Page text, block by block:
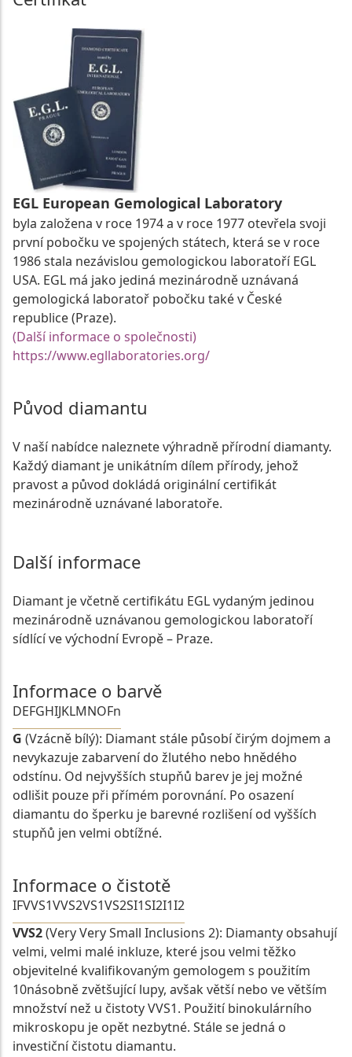
EGL European Gemological Laboratory
byla založena v roce 1974 a v roce 1977 otevřela svoji
první pobočku ve spojených státech, která se v roce
1986 stala nezávislou gemologickou laboratoří EGL
USA. EGL má jako jediná mezinárodně uznávaná
gemologická laboratoř pobočku také v České
republice (Praze).
(Další informace o společnosti)
https://www.egllaboratories.org/
Původ diamantu
V naší nabídce naleznete výhradně přírodní diamanty.
Každý diamant je unikátním dílem přírody, jehož
pravost a původ dokládá originální certifikát
mezinárodně uznávané laboratoře.
Další informace
Diamant je včetně certifikátu EGL vydaným jedinou
mezinárodně uznávanou gemologickou laboratoří
sídlící ve východní Evropě – Praze.
Informace o barvě
DEFGHIJKLMNOFn
G (Vzácně bílý): Diamant stále působí čirým dojmem a
nevykazuje zabarvení do žlutého nebo hnědého
odstínu. Od nejvyšších stupňů barev je jej možné
odlišit pouze při přímém porovnání. Po osazení
diamantu do šperku je barevné rozlišení od vyšších
stupňů jen velmi obtížné.
Informace o čistotě
IFVVS1VVS2VS1VS2SI1SI2I1I2
VVS2(Very Very Small Inclusions 2): Diamanty obsahují
velmi, velmi malé inkluze, které jsou velmi těžko
objevitelné kvalifikovaným gemologem s použitím
10násobně zvětšující lupy, avšak větší nebo ve větším
množství než u čistoty VVS1. Použití binokulárního
mikroskopu je opět nezbytné. Stále se jedná o
investiční čistotu diamantu.